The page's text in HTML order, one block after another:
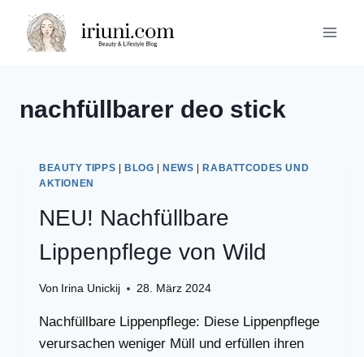
Inhalt
springen
nachfüllbarer deo stick
BEAUTY TIPPS BLOG NEWS
RABATTCODES UND
AKTIONEN
NEU! Nachfüllbare
Lippenpflege von Wild
Von Irina Unickij 28. März 2024
Nachfüllbare Lippenpflege: Diese Lippenpflege
verursachen weniger Müll und erfüllen ihren